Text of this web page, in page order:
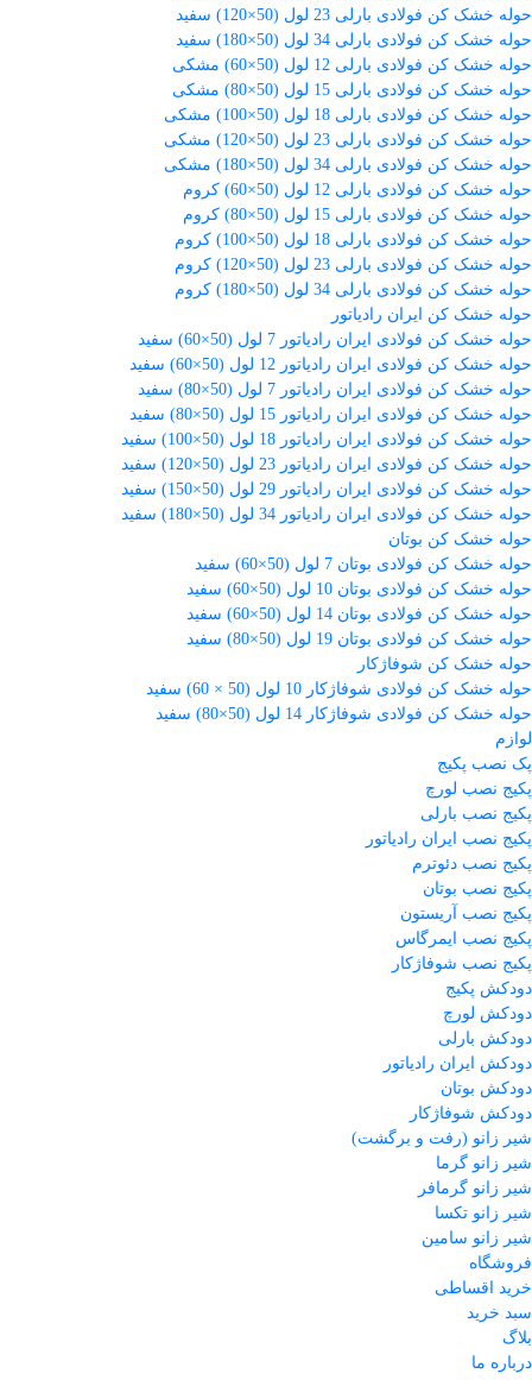
حوله خشک کن فولادی بارلی 23 لول (50×120) سفید
حوله خشک کن فولادی بارلی 34 لول (50×180) سفید
حوله خشک کن فولادی بارلی 12 لول (50×60) مشکی
حوله خشک کن فولادی بارلی 15 لول (50×80) مشکی
حوله خشک کن فولادی بارلی 18 لول (50×100) مشکی
حوله خشک کن فولادی بارلی 23 لول (50×120) مشکی
حوله خشک کن فولادی بارلی 34 لول (50×180) مشکی
حوله خشک کن فولادی بارلی 12 لول (50×60) کروم
حوله خشک کن فولادی بارلی 15 لول (50×80) کروم
حوله خشک کن فولادی بارلی 18 لول (50×100) کروم
حوله خشک کن فولادی بارلی 23 لول (50×120) کروم
حوله خشک کن فولادی بارلی 34 لول (50×180) کروم
حوله خشک کن ایران رادیاتور
حوله خشک کن فولادی ایران رادیاتور 7 لول (50×60) سفید
حوله خشک کن فولادی ایران رادیاتور 12 لول (50×60) سفید
حوله خشک کن فولادی ایران رادیاتور 7 لول (50×80) سفید
حوله خشک کن فولادی ایران رادیاتور 15 لول (50×80) سفید
حوله خشک کن فولادی ایران رادیاتور 18 لول (50×100) سفید
حوله خشک کن فولادی ایران رادیاتور 23 لول (50×120) سفید
حوله خشک کن فولادی ایران رادیاتور 29 لول (50×150) سفید
حوله خشک کن فولادی ایران رادیاتور 34 لول (50×180) سفید
حوله خشک کن بوتان
حوله خشک کن فولادی بوتان 7 لول (50×60) سفید
حوله خشک کن فولادی بوتان 10 لول (50×60) سفید
حوله خشک کن فولادی بوتان 14 لول (50×60) سفید
حوله خشک کن فولادی بوتان 19 لول (50×80) سفید
حوله خشک کن شوفاژکار
حوله خشک کن فولادی شوفاژکار 10 لول (50 × 60) سفید
حوله خشک کن فولادی شوفاژکار 14 لول (50×80) سفید
لوازم
پک نصب پکیج
پکیج نصب لورچ
پکیج نصب بارلی
پکیج نصب ایران رادیاتور
پکیج نصب دئوترم
پکیج نصب بوتان
پکیج نصب آریستون
پکیج نصب ایمرگاس
پکیج نصب شوفاژکار
دودکش پکیج
دودکش لورچ
دودکش بارلی
دودکش ایران رادیاتور
دودکش بوتان
دودکش شوفاژکار
شیر زانو (رفت و برگشت)
شیر زانو گرما
شیر زانو گرمافر
شیر زانو تکسا
شیر زانو سامین
فروشگاه
خرید اقساطی
سبد خرید
بلاگ
درباره ما